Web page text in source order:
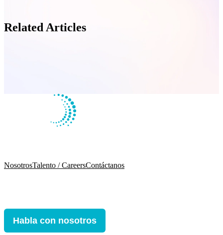
Related Articles
NosotrosTalento / CareersContáctanos
Habla con nosotros